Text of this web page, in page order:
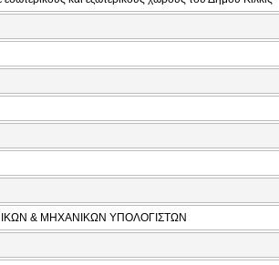
& ΜΗΧΑΝΙΚΩΝ ΥΠΟΛΟΓΙΣΤΩΝ